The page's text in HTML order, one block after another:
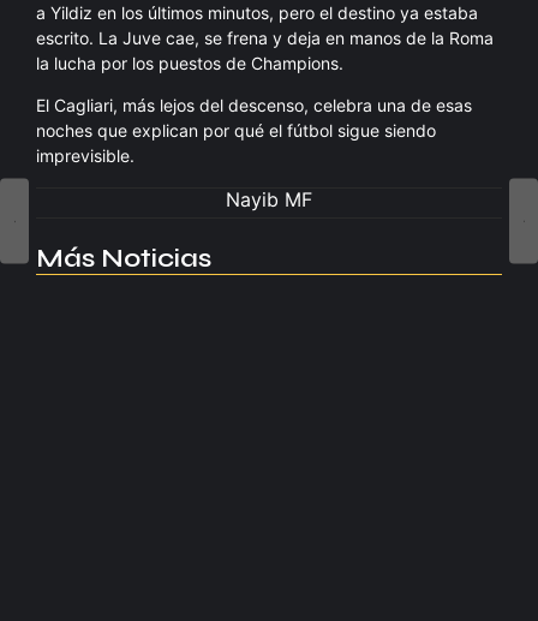
a Yildiz en los últimos minutos, pero el destino ya estaba
escrito. La Juve cae, se frena y deja en manos de la Roma
la lucha por los puestos de Champions.
El Cagliari, más lejos del descenso, celebra una de esas
noches que explican por qué el fútbol sigue siendo
imprevisible.
Nayib MF
Más Noticias